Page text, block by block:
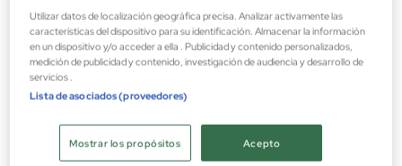
Utilizar datos de localización geográfica precisa. Analizar activamente las
características del dispositivo para su identificación. Almacenar la información
en un dispositivo y/o acceder a ella . Publicidad y contenido personalizados,
medición de publicidad y contenido, investigación de audiencia y desarrollo de
servicios .
Lista de asociados (proveedores)
Acepto
Mostrar los propósitos